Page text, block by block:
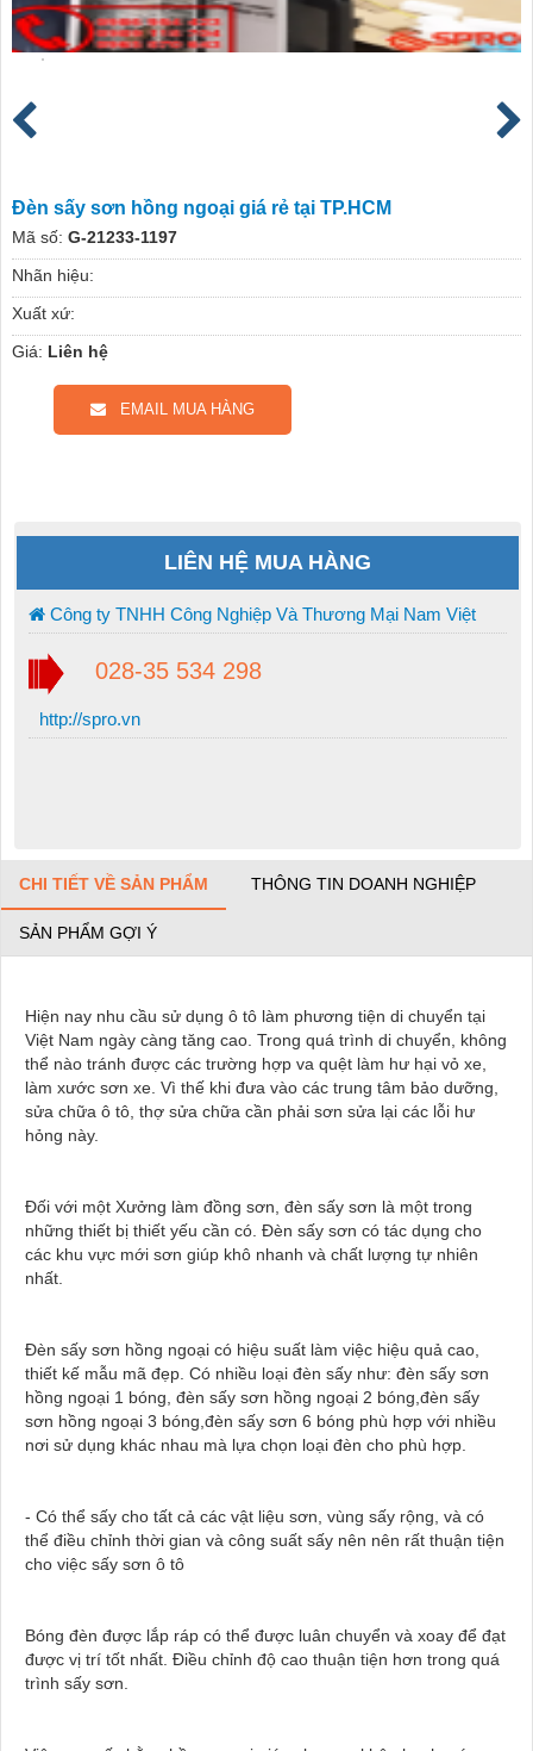
Đèn sấy sơn hồng ngoại giá rẻ tại TP.HCM
Mã số: G-21233-1197
Nhãn hiệu:
Xuất xứ:
Giá: Liên hệ
EMAIL MUA HÀNG
LIÊN HỆ MUA HÀNG
Công ty TNHH Công Nghiệp Và Thương Mại Nam Việt
028-35 534 298
http://spro.vn
CHI TIẾT VỀ SẢN PHẨM THÔNG TIN DOANH NGHIỆP
SẢN PHẨM GỢI Ý
Hiện nay nhu cầu sử dụng ô tô làm phương tiện di chuyển tại
Việt Nam ngày càng tăng cao. Trong quá trình di chuyển, không
thể nào tránh được các trường hợp va quệt làm hư hại vỏ xe,
làm xước sơn xe. Vì thế khi đưa vào các trung tâm bảo dưỡng,
sửa chữa ô tô, thợ sửa chữa cần phải sơn sửa lại các lỗi hư
hỏng này.
Đối với một Xưởng làm đồng sơn, đèn sấy sơn là một trong
những thiết bị thiết yếu cần có. Đèn sấy sơn có tác dụng cho
các khu vực mới sơn giúp khô nhanh và chất lượng tự nhiên
nhất.
Đèn sấy sơn hồng ngoại có hiệu suất làm việc hiệu quả cao,
thiết kế mẫu mã đẹp. Có nhiều loại đèn sấy như: đèn sấy sơn
hồng ngoại 1 bóng, đèn sấy sơn hồng ngoại 2 bóng,đèn sấy
sơn hồng ngoại 3 bóng,đèn sấy sơn 6 bóng phù hợp với nhiều
nơi sử dụng khác nhau mà lựa chọn loại đèn cho phù hợp.
- Có thể sấy cho tất cả các vật liệu sơn, vùng sấy rộng, và có
thể điều chỉnh thời gian và công suất sấy nên nên rất thuận tiện
cho việc sấy sơn ô tô
Bóng đèn được lắp ráp có thể được luân chuyển và xoay để đạt
được vị trí tốt nhất. Điều chỉnh độ cao thuận tiện hơn trong quá
trình sấy sơn.